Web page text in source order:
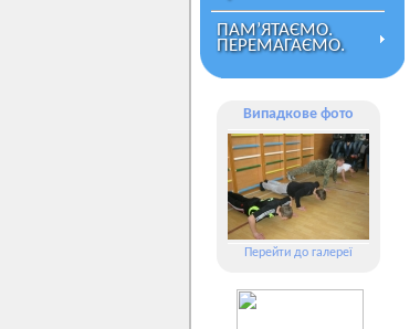
ПАМ’ЯТАЄМО.
ПЕРЕМАГАЄМО.
Випадкове фото
Перейти до галереї